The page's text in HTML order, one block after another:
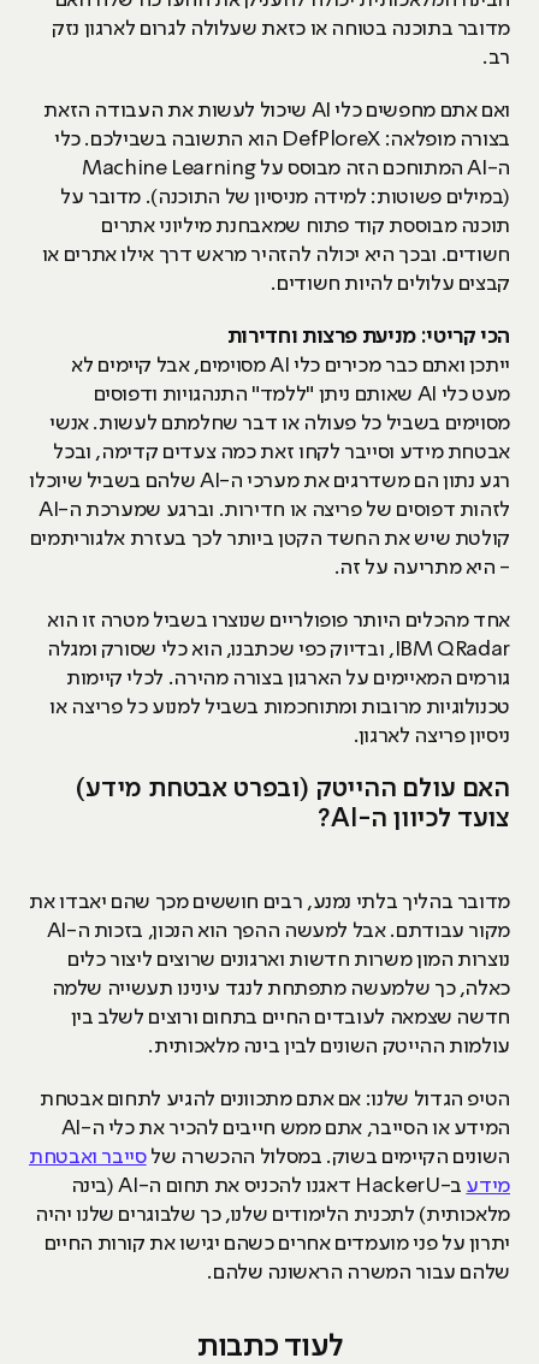
מדובר בתוכנה בטוחה או כזאת שעלולה לגרום לארגון נזק
רב.
ואם אתם מחפשים כלי AI שיכול לעשות את העבודה הזאת
בצורה מופלאה: DefPloreX הוא התשובה בשבילכם. כלי
ה-AI המתוחכם הזה מבוסס על Machine Learning
(במילים פשוטות: למידה מניסיון של התוכנה). מדובר על
תוכנה מבוססת קוד פתוח שמאבחנת מיליוני אתרים
חשודים. ובכך היא יכולה להזהיר מראש דרך אילו אתרים או
קבצים עלולים להיות חשודים.
הכי קריטי: מניעת פרצות וחדירות
ייתכן ואתם כבר מכירים כלי AI מסוימים, אבל קיימים לא
מעט כלי AI שאותם ניתן "ללמד" התנהגויות ודפוסים
מסוימים בשביל כל פעולה או דבר שחלמתם לעשות. אנשי
אבטחת מידע וסייבר לקחו זאת כמה צעדים קדימה, ובכל
רגע נתון הם משדרגים את מערכי ה-AI שלהם בשביל שיוכלו
לזהות דפוסים של פריצה או חדירות. וברגע שמערכת ה-AI
קולטת שיש את החשד הקטן ביותר לכך בעזרת אלגוריתמים
- היא מתריעה על זה.
אחד מהכלים היותר פופולריים שנוצרו בשביל מטרה זו הוא
IBM QRadar, ובדיוק כפי שכתבנו, הוא כלי שסורק ומגלה
גורמים המאיימים על הארגון בצורה מהירה. לכלי קיימות
טכנולוגיות מרובות ומתוחכמות בשביל למנוע כל פריצה או
ניסיון פריצה לארגון.
האם עולם ההייטק (ובפרט אבטחת מידע)
צועד לכיוון ה-AI?
מדובר בהליך בלתי נמנע, רבים חוששים מכך שהם יאבדו את
מקור עבודתם. אבל למעשה ההפך הוא הנכון, בזכות ה-AI
נוצרות המון משרות חדשות וארגונים שרוצים ליצור כלים
כאלה, כך שלמעשה מתפתחת לנגד עינינו תעשייה שלמה
חדשה שצמאה לעובדים החיים בתחום ורוצים לשלב בין
עולמות ההייטק השונים לבין בינה מלאכותית.
הטיפ הגדול שלנו: אם אתם מתכוונים להגיע לתחום אבטחת
המידע או הסייבר, אתם ממש חייבים להכיר את כלי ה-AI
השונים הקיימים בשוק. במסלול ההכשרה שלסייבר ואבטחת
מידע
ב-HackerU דאגנו להכניס את תחום ה-AI (בינה
מלאכותית) לתכנית הלימודים שלנו, כך שלבוגרים שלנו יהיה
יתרון על פני מועמדים אחרים כשהם יגישו את קורות החיים
שלהם עבור המשרה הראשונה שלהם.
לעוד כתבות